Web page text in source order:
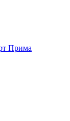
Прима